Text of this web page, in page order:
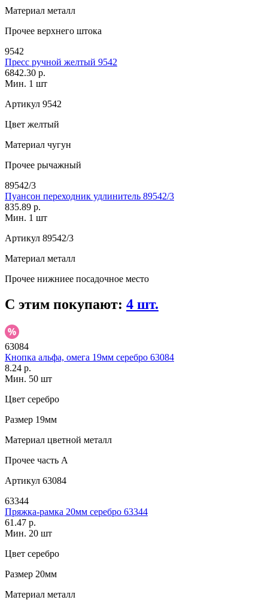
Материал металл
Прочее верхнего штока
9542
Пресс ручной желтый 9542
6842.30 р.
Мин. 1 шт
Артикул 9542
Цвет желтый
Материал чугун
Прочее рычажный
89542/3
Пуансон переходник удлинитель 89542/3
835.89 р.
Мин. 1 шт
Артикул 89542/3
Материал металл
Прочее нижниее посадочное место
С этим покупают: 4 шт.
63084
Кнопка альфа, омега 19мм серебро 63084
8.24 р.
Мин. 50 шт
Цвет серебро
Размер 19мм
Материал цветной металл
Прочее часть A
Артикул 63084
63344
Пряжка-рамка 20мм серебро 63344
61.47 р.
Мин. 20 шт
Цвет серебро
Размер 20мм
Материал металл